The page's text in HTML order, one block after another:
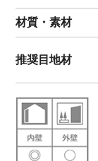
材質・素材
推奨目地材